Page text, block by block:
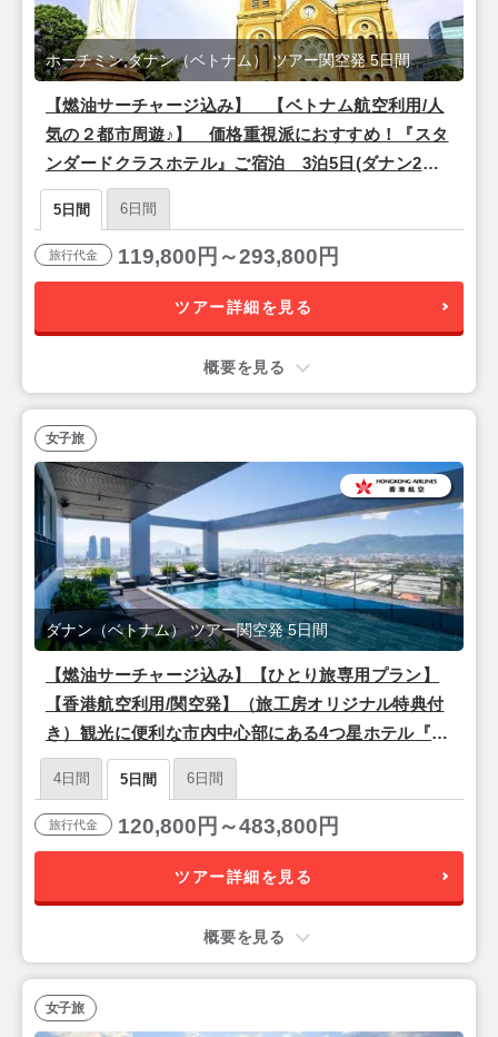
【燃油サーチャージ込み】 【ベトナム航空利用/人
気の２都市周遊♪】 価格重視派におすすめ！『スタ
ンダードクラスホテル』ご宿泊 3泊5日(ダナン2泊
+ホーチミン1泊)
ホーチミン,ダナン（ベトナム） ツアー関空発 5日間
5日間 6日間
旅行代金 119,800円～293,800円
ツアー詳細を見る
概要を見る
【燃油サーチャージ込み】【ひとり旅専用プラン】
【香港航空利用/関空発】（旅工房オリジナル特典付
き）観光に便利な市内中心部にある4つ星ホテル『ダ
ナンラクステリーホテル』滞在 ダナン3泊5日
ダナン（ベトナム） ツアー関空発 5日間
女子旅
4日間 5日間 6日間
旅行代金 120,800円～483,800円
ツアー詳細を見る
概要を見る
女子旅